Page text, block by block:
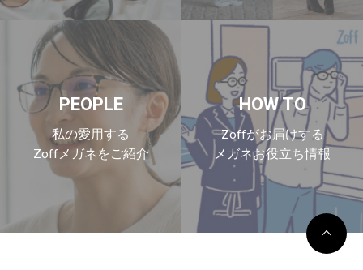
PEOPLE
私の愛用する
Zoffメガネをご紹介
HOW TO
Zoffがお届けする
メガネお役立ち情報